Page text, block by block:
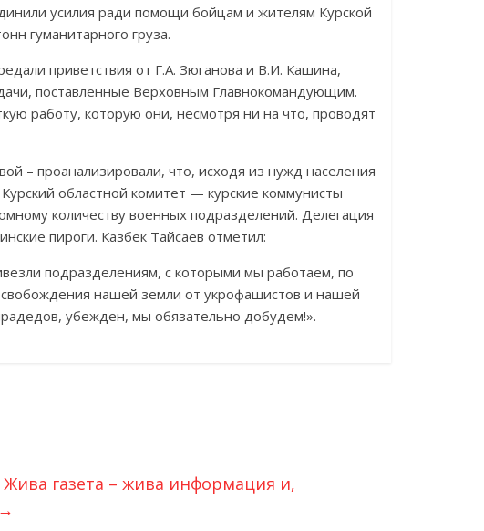
усилия ради помощи бойцам и жителям Курской
гуманитарного груза.
приветствия от Г.А. Зюганова и В.И. Кашина,
поставленные Верховным Главнокомандующим.
работу, которую они, несмотря ни на что, проводят
– проанализировали, что, исходя из нужд населения
областной комитет — курские коммунисты
количеству военных подразделений. Делегация
пироги. Казбек Тайсаев отметил:
подразделениям, с которыми мы работаем, по
нашей земли от укрофашистов и нашей
убежден, мы обязательно добудем!».
газета – жива информация и,
→